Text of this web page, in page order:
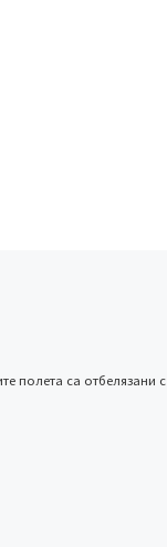
полета са отбелязани с